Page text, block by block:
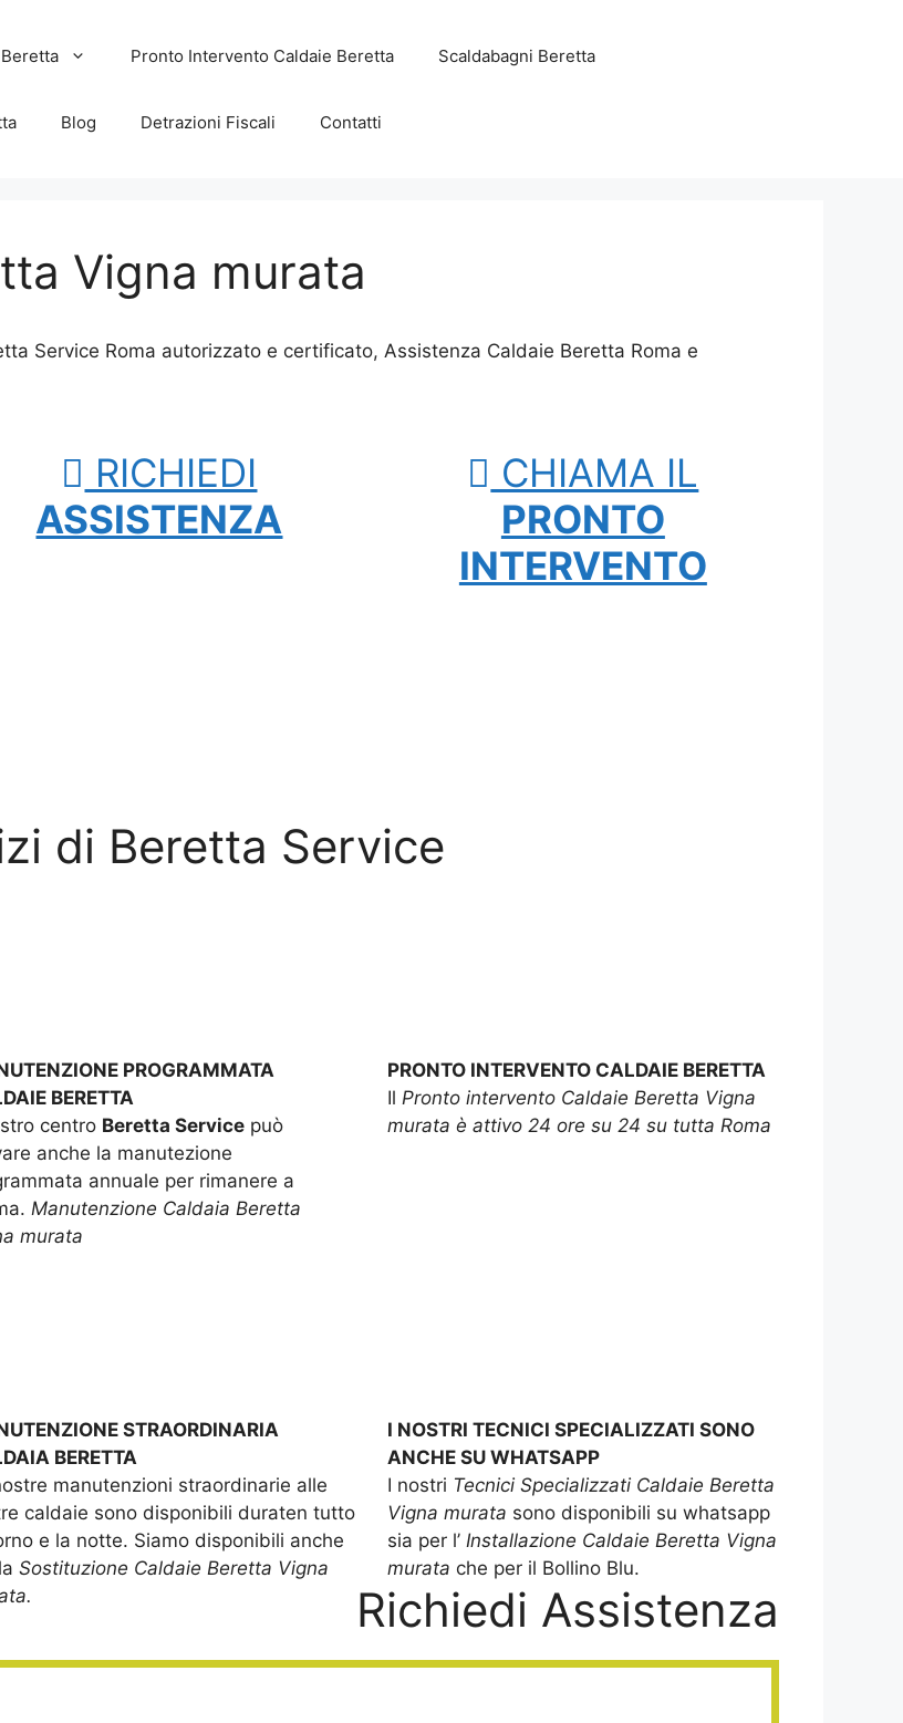
Pronto Intervento Caldaie Beretta Scaldabagni Beretta
Blog Detrazioni Fiscali Contatti
Vigna murata
Service Roma autorizzato e certificato, Assistenza Caldaie Beretta Roma e
RICHIEDI
ASSISTENZA
CHIAMA IL
PRONTO
INTERVENTO
di Beretta Service
PROGRAMMATA
BERETTA
centro Beretta Servicepuò
anche la manutezione
annuale per rimanere a
Manutenzione Caldaia Beretta
murata
PRONTO INTERVENTO CALDAIE BERETTA
Il Pronto intervento Caldaie Beretta Vigna
murata è attivo 24 ore su 24 su tutta Roma
STRAORDINARIA
BERETTA
manutenzioni straordinarie alle
caldaie sono disponibili duraten tutto
e la notte. Siamo disponibili anche
Sostituzione Caldaie Beretta Vigna
I NOSTRI TECNICI SPECIALIZZATI SONO
ANCHE SU WHATSAPP
I nostri Tecnici Specializzati Caldaie Beretta
Vigna murata sono disponibili su whatsapp
sia per l’ Installazione Caldaie Beretta Vigna
murata che per il Bollino Blu.
Richiedi Assistenza